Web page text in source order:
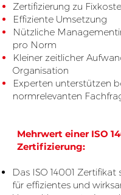
Zertifizierung zu
Effiziente Umsetzung
Nützliche
pro Norm
Kleiner zeitlicher
Organisation
Experten unterstützen
normrelevanten
Mehrwert einer ISO
Zertifizierung:
Das ISO 14001 Zertifikat
für effizientes und